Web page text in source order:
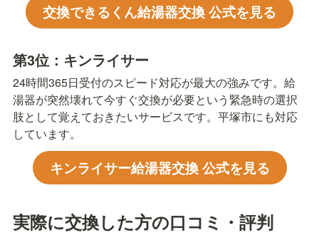
交換できるくん給湯器交換 公式を見る
第3位：キンライサー
24時間365日受付のスピード対応が最大の強みです。給
湯器が突然壊れて今すぐ交換が必要という緊急時の選択
肢として覚えておきたいサービスです。平塚市にも対応
しています。
キンライサー給湯器交換 公式を見る
実際に交換した方の口コミ・評判